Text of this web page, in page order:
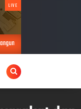
LIVE
Nasional di Daerah.